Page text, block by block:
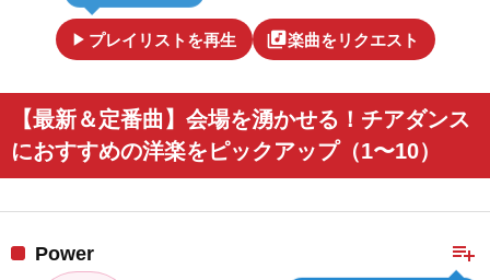
play_arrow プレイリストを再生 library_music楽曲をリクエスト
【最新＆定番曲】会場を湧かせる！チアダンス
におすすめの洋楽をピックアップ（1〜10）
playlist_add
Power